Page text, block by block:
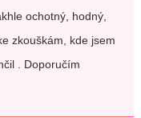
ochotný, hodný,
zkouškám, kde jsem
. Doporučím